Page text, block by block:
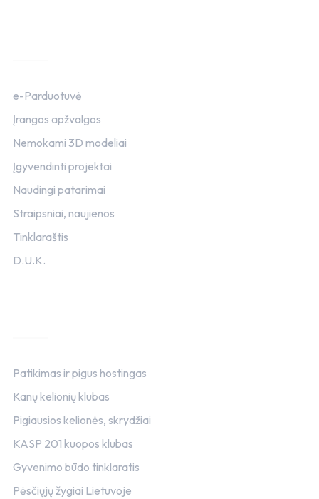
e-Parduotuvė
Įrangos apžvalgos
Nemokami 3D modeliai
Įgyvendinti projektai
Naudingi patarimai
Straipsniai, naujienos
Tinklaraštis
D.U.K.
Patikimas ir pigus hostingas
Kanų kelionių klubas
Pigiausios kelionės, skrydžiai
KASP 201 kuopos klubas
Gyvenimo būdo tinklaratis
Pėsčiųjų žygiai Lietuvoje